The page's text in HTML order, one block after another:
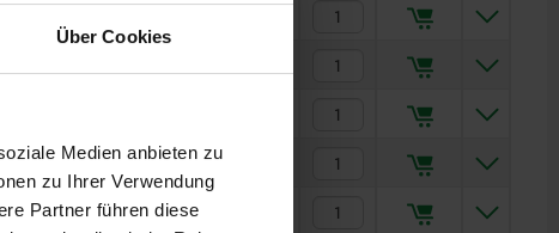
Über Cookies
Medien anbieten zu
zu Ihrer Verwendung
Partner führen diese
16 190 13,57 CHF
26 190